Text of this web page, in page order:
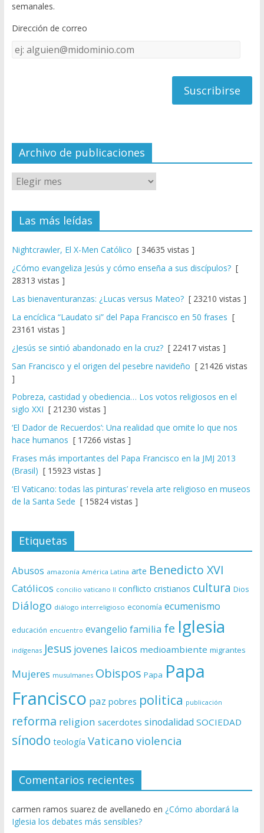
o
k e
C
el
semanales.
Dirección de correo
Dirección
de
Archivo de publicaciones
Las más leídas
Nightcrawler, El X-Men Católico [ 34635 vistas ]
¿Cómo evangeliza Jesús y cómo enseña a sus discípulos?[
28313 vistas ]
Las bienaventuranzas: ¿Lucas versus Mateo?[ 23210 vistas ]
La encíclica “Laudato si” del Papa Francisco en 50 frases [
23161 vistas ]
¿Jesús se sintió abandonado en la cruz?[ 22417 vistas ]
San Francisco y el origen del pesebre navideño [ 21426 vistas
]
Pobreza, castidad y obediencia… Los votos religiosos en el
siglo XXI [ 21230 vistas ]
‘El Dador de Recuerdos’: Una realidad que omite lo que nos
hace humanos [ 17266 vistas ]
Frases más importantes del Papa Francisco en la JMJ 2013
(Brasil) [ 15923 vistas ]
‘El Vaticano: todas las pinturas’ revela arte religioso en museos
de la Santa Sede [ 15824 vistas ]
Etiquetas
Abusos amazonía América Latina arte Benedicto XVI
Católicos concilio vaticano II conflicto cristianos cultura Dios
Diálogo diálogo interreligioso economía ecumenismo
educación encuentro evangelio familia fe Iglesia
indígenas Jesus jovenes laicos medioambiente migrantes
Mujeres musulmanes Obispos Papa Papa
Francisco paz pobres politica publicación
reforma religion sacerdotes sinodalidad SOCIEDAD
sínodo teología Vaticano violencia
Comentarios recientes
carmen ramos suarez de avellanedo en ¿Cómo abordará la
Iglesia los debates más sensibles?